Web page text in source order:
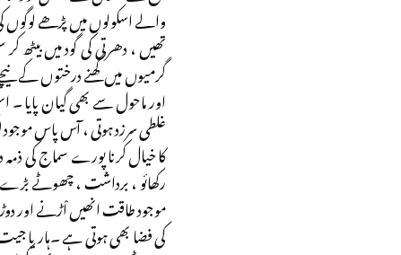
والے اسکولوں میں پڑھے لوگوں
تھیں ، دھرتی کی گود میں
گرمیوں میں گھنے درختوں کے
اور ماحول سے بھی گیان پایا ۔
غلطی سرزد ہوتی ، آس پاس
کا خیال کرنا پورے سماج کی
رکھائو ، برداشت ، چھوٹے بڑے
موجود طاقت انھیں اْڑنے اور
کی فضا بھی ہوتی ہے ۔ہار یا